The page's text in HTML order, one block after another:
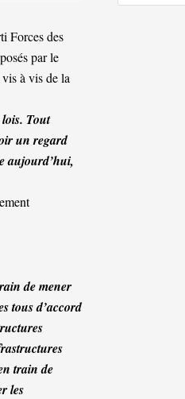
Forces des
par le
à vis de la
Tout
un regard
aujourd’hui,
de mener
tous d’accord
train de
les